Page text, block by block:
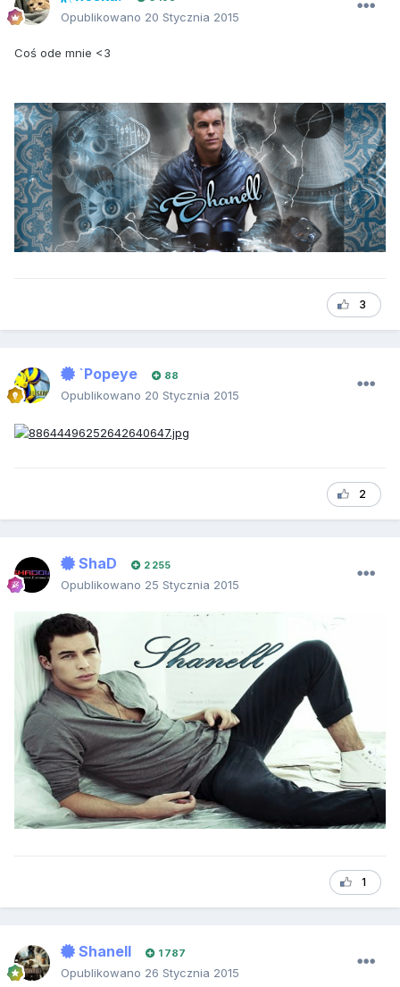
Opublikowano 20 Stycznia 2015
Coś ode mnie <3
3
`Popeye 88
Opublikowano 20 Stycznia 2015
2
ShaD 2 255
Opublikowano 25 Stycznia 2015
1
Shanell 1 787
Opublikowano 26 Stycznia 2015